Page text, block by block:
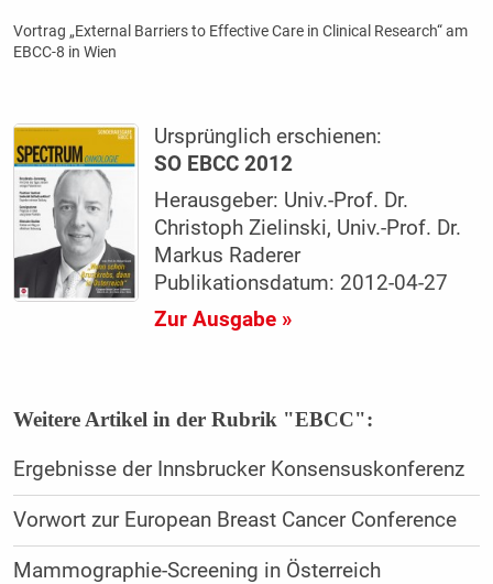
Vortrag „External Barriers to Effective Care in Clinical Research“ am
EBCC-8 in Wien
Ursprünglich erschienen:
SO EBCC 2012
Herausgeber: Univ.-Prof. Dr.
Christoph Zielinski, Univ.-Prof. Dr.
Markus Raderer
Publikationsdatum: 2012-04-27
Zur Ausgabe »
Weitere Artikel in der Rubrik "EBCC":
Ergebnisse der Innsbrucker Konsensuskonferenz
Vorwort zur European Breast Cancer Conference
Mammographie-Screening in Österreich